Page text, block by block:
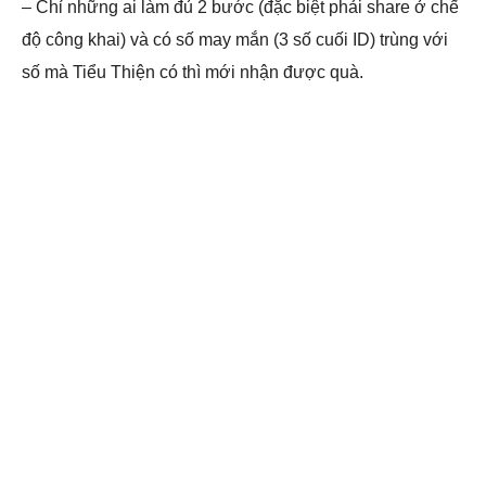
– Chỉ những ai làm đủ 2 bước (đặc biệt phải share ở chế
độ công khai) và có số may mắn (3 số cuối ID) trùng với
số mà Tiểu Thiện có thì mới nhận được quà.